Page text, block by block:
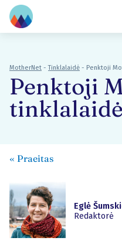
MotherNet -Tinklalaidė - Penktoji
Penktoji
tinklalaidė
« Praeitas
Eglė
Redaktorė